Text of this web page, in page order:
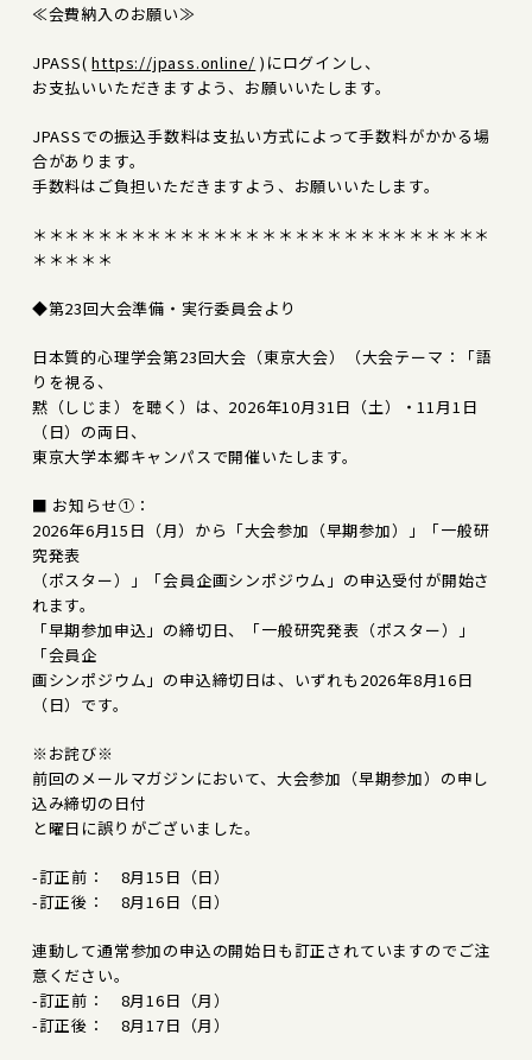
≪会費納入のお願い≫
JPASS(https://jpass.online/ )にログインし、
お支払いいただきますよう、お願いいたします。
JPASSでの振込手数料は支払い方式によって手数料がかかる場
合があります。
手数料はご負担いただきますよう、お願いいたします。
＊＊＊＊＊＊＊＊＊＊＊＊＊＊＊＊＊＊＊＊＊＊＊＊＊＊＊＊
＊＊＊＊＊
◆第23回大会準備・実行委員会より
日本質的心理学会第23回大会（東京大会）（大会テーマ：「語
りを視る、
黙（しじま）を聴く）は、2026年10月31日（土）・11月1日
（日）の両日、
東京大学本郷キャンパスで開催いたします。
■ お知らせ①：
2026年6月15日（月）から「大会参加（早期参加）」「一般研
究発表
（ポスター）」「会員企画シンポジウム」の申込受付が開始さ
れます。
「早期参加申込」の締切日、「一般研究発表（ポスター）」
「会員企
画シンポジウム」の申込締切日は、いずれも2026年8月16日
（日）です。
※お詫び※
前回のメールマガジンにおいて、大会参加（早期参加）の申し
込み締切の日付
と曜日に誤りがございました。
-訂正前： 8月15日（日）
-訂正後： 8月16日（日）
連動して通常参加の申込の開始日も訂正されていますのでご注
意ください。
-訂正前： 8月16日（月）
-訂正後： 8月17日（月）